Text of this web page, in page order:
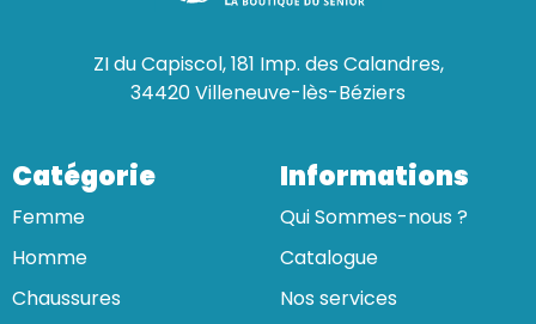
ZI du Capiscol, 181 Imp. des Calandres,
34420 Villeneuve-lès-Béziers
Catégorie
Femme
Homme
Chaussures
Informations
Qui Sommes-nous ?
Catalogue
Nos services